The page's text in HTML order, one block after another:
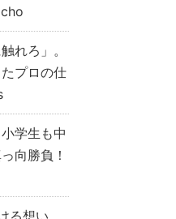
れろ」。
プロの仕
学生も中
向勝負！
る想い。